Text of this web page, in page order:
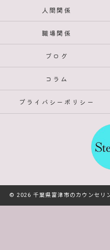
人間関係
職場関係
ブログ
コラム
プライバシーポリシー
© 2026 千葉県富津市のカウンセリ